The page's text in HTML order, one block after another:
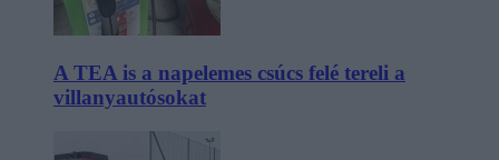
A TEA is a napelemes csúcs felé tereli a
villanyautósokat